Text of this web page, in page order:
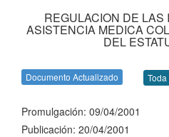
REGULACION DE
ASISTENCIA MEDICA
DEL
Documento Actualizado
Promulgación: 09/04/2001
Publicación: 20/04/2001